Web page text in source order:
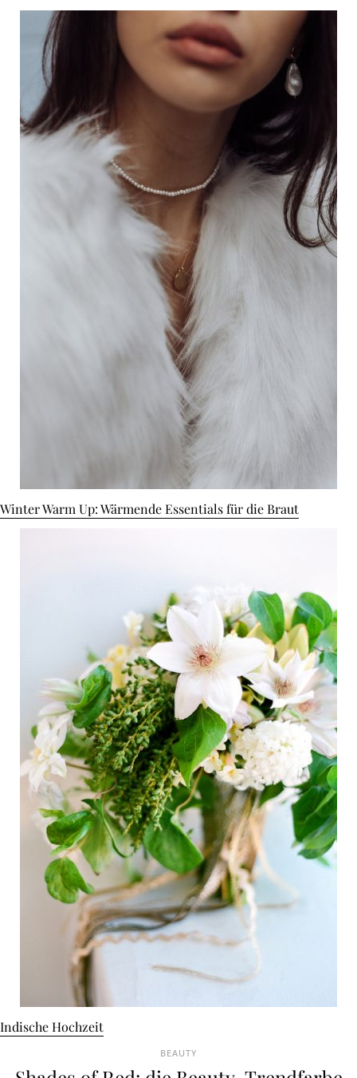
Winter Warm Up: Wärmende Essentials für die Braut
Indische Hochzeit
BEAUTY